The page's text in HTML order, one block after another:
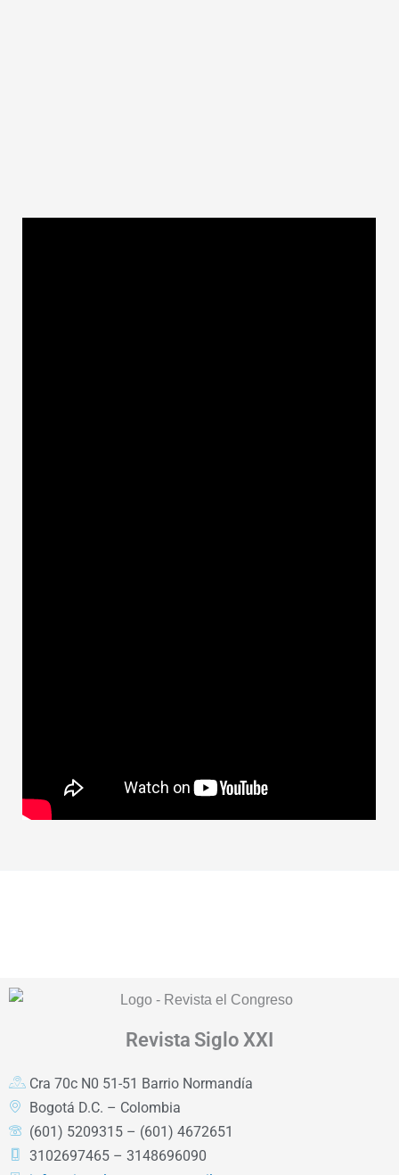
Revista Siglo XXI
Cra 70c N0 51-51 Barrio Normandía
Bogotá D.C. – Colombia
(601) 5209315 – (601) 4672651
3102697465 – 3148696090